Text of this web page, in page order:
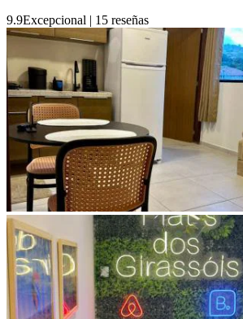
9.9Excepcional | 15 reseñas